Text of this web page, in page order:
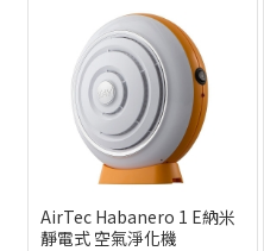
AirTec Habanero 1 E納米
靜電式 空氣淨化機